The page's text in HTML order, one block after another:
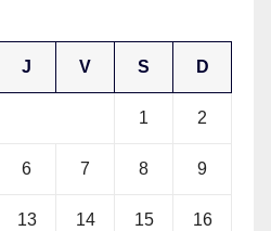
J V S D
1 2
6 7 8 9
13 14 15 16